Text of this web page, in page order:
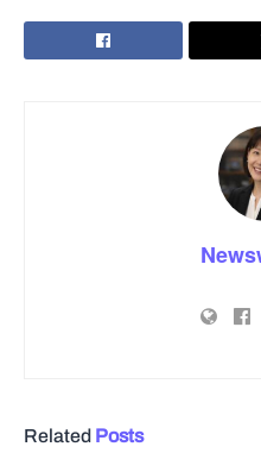
Related Posts